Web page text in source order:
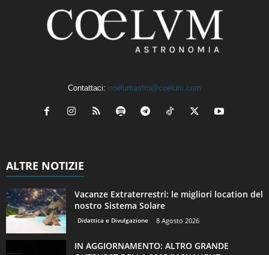
Contattaci: coelumastro@coelum.com
ALTRE NOTIZIE
Vacanze Extraterrestri: le migliori location del
nostro Sistema Solare
Didattica e Divulgazione 8 Agosto 2026
IN AGGIORNAMENTO: ALTRO GRANDE